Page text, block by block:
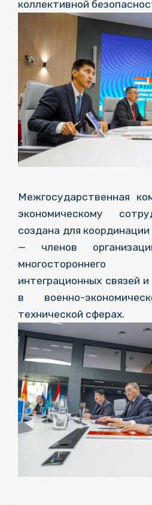
коллективной
Межгосударственная
экономическому
создана для
— членов
многостороннего
интеграционных связей
в военно-
технической сферах.